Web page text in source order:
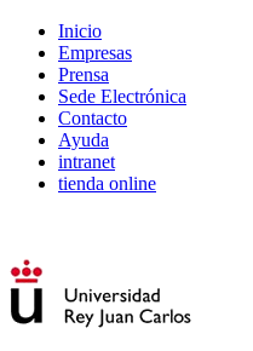
Inicio
Empresas
Prensa
Sede Electrónica
Contacto
Ayuda
intranet
tienda online